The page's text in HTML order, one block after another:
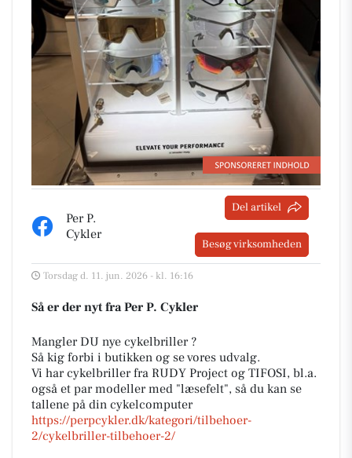
Per P.
Cykler
Del artikel
Besøg virksomheden
Torsdag d. 11. jun. 2026 - kl. 16:16
Så er der nyt fra Per P. Cykler
Mangler DU nye cykelbriller ?
Så kig forbi i butikken og se vores udvalg.
Vi har cykelbriller fra RUDY Project og TIFOSI, bl.a.
også et par modeller med "læsefelt", så du kan se
tallene på din cykelcomputer
https://perpcykler.dk/kategori/tilbehoer-
2/cykelbriller-tilbehoer-2/